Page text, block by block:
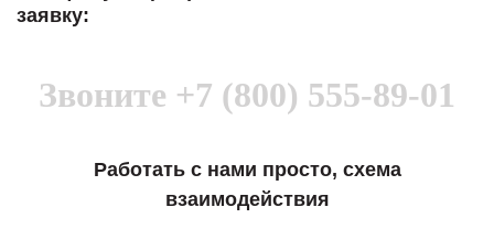
заявку:
Звоните +7 (800) 555-89-01
Работать с нами просто, схема
взаимодействия